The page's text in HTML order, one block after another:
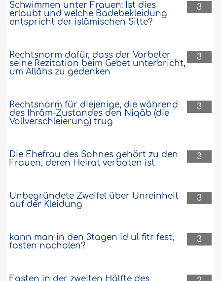
3
Schwimmen unter Frauen: Ist dies
erlaubt und welche Badebekleidung
entspricht der islâmischen Sitte?
3
Rechtsnorm dafür, dass der Vorbeter
seine Rezitation beim Gebet unterbricht,
um Allâhs zu gedenken
3
Rechtsnorm für diejenige, die während
des Ihrâm-Zustandes den Niqâb (die
Vollverschleierung) trug
3
Die Ehefrau des Sohnes gehört zu den
Frauen, deren Heirat verboten ist
3
Unbegründete Zweifel über Unreinheit
auf der Kleidung
3
kann man in den 3tagen id ul fitr fest,
fasten nacholen?
Fasten in der zweiten Hälfte des